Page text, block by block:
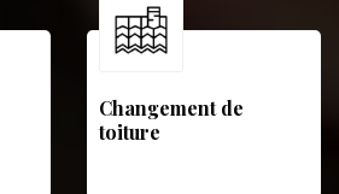
Changement de
toiture